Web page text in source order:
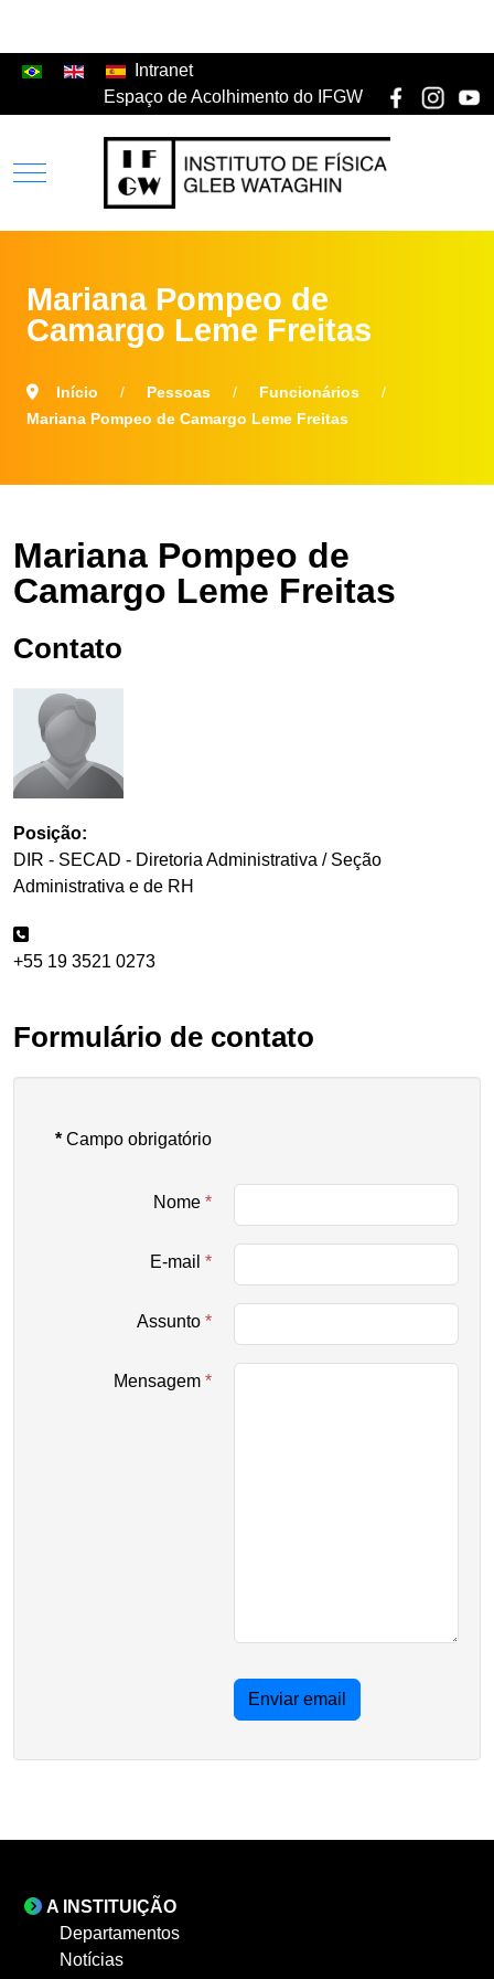
Intranet
Espaço de Acolhimento do IFGW
Mariana Pompeo de
Camargo Leme Freitas
Início Pessoas
Funcionários
Mariana Pompeo de Camargo Leme Freitas
Mariana Pompeo de
Camargo Leme Freitas
Contato
Posição:
DIR - SECAD - Diretoria Administrativa / Seção
Administrativa e de RH
+55 19 3521 0273
Formulário de contato
* Campo obrigatório
Nome *
E-mail *
Assunto *
Mensagem *
Enviar email
A INSTITUIÇÃO
Departamentos
Notícias